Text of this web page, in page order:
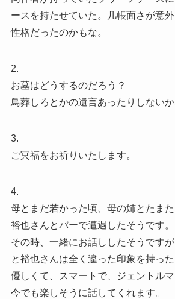
ースを持たせていた。几帳面さが意
性格だったのかもな。
2.
お墓はどうするのだろう？
鳥葬しろとかの遺言あったりしないか
3.
ご冥福をお祈りいたします。
4.
母とまだ若かった頃、母の姉とたま
裕也さんとバーで遭遇したそうです。
その時、一緒にお話ししたそうです
と裕也さんは全く違った印象を持った
優しくて、スマートで、ジェントル
今でも楽しそうに話してくれます。